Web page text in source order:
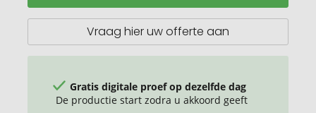
16+
Vraag hier uw offerte aan
Gratis digitale proef op dezelfde dag
De productie start zodra u akkoord geeft